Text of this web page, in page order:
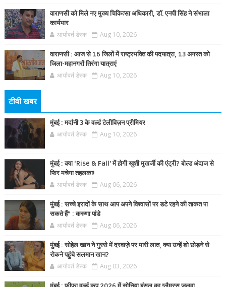
वाराणसी को मिले नए मुख्य चिकित्सा अधिकारी, डॉ. एनपी सिंह ने संभाला
कार्यभार
आर्यावर्त डेस्क Aug 10, 2026
वाराणसी : आज से 16 जिलों में राष्ट्रभक्ति की पदयात्रा, 13 अगस्त को
जिला-महानगरों तिरंगा यात्राएं
आर्यावर्त डेस्क Aug 10, 2026
टीवी खबर
मुंबई : मर्दानी 3 के वर्ल्ड टेलीविज़न प्रीमियर
आर्यावर्त डेस्क Aug 10, 2026
मुंबई : क्या ‘Rise & Fall’ में होगी खुशी मुखर्जी की एंट्री? बोल्ड अंदाज से
फिर मचेगा तहलका!
आर्यावर्त डेस्क Aug 06, 2026
मुंबई : सच्चे इरादों के साथ आप अपने विश्वासों पर डटे रहने की ताकत पा
सकते हैं” : करुणा पांडे
आर्यावर्त डेस्क Aug 06, 2026
मुंबई : सोहेल खान ने गुस्से में दरवाज़े पर मारी लात, क्या उन्हें शो छोड़ने से
रोकने पहुंचे सलमान खान?
आर्यावर्त डेस्क Aug 03, 2026